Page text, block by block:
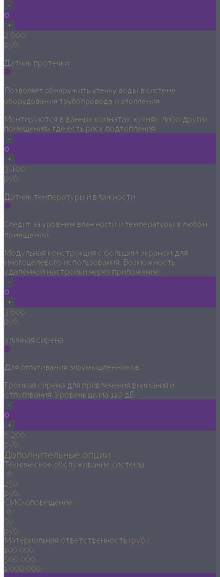
-
0
+
2 600
руб.
Датчик протечки
Позволяет обнаружить утечку воды в системе
оборудования трубопровода и отопления
Монтируются в ванных комнатах, кухнях, либо других
помещениях где есть риск подтопления.
-
0
+
3 400
руб.
Датчик температуры и влажности
Следит за уровнем влажности и температуры в любом
помещении.
Модульная конструкция с большим экраном для
многоцелевого использования. Возможность
удаленной настройки через приложение.
-
0
+
3 800
руб.
Уличная сирена
Для отпугивания злоумышленников.
Громкая сирена для привлечения внимания и
отпугивания. Уровень шума 110 дБ.
-
0
+
8 200
руб.
Дополнительные опции
Техническое обслуживание системы
250
руб.
СМС-оповещение
50
руб.
Материальная ответственность (руб.)
100 000
500 000
1 000 000